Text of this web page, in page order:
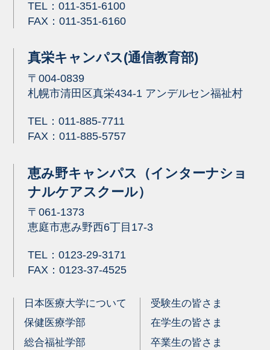
TEL： 011-351-6100
FAX：011-351-6160
真栄キャンパス(通信教育部)
〒004-0839
札幌市清田区真栄434-1 アンデルセン福祉村
TEL： 011-885-7711
FAX：011-885-5757
恵み野キャンパス（インターナショ
ナルケアスクール）
〒061-1373
恵庭市恵み野西6丁目17-3
TEL： 0123-29-3171
FAX：0123-37-4525
日本医療大学について
保健医療学部
総合福祉学部
受験生の皆さま
在学生の皆さま
卒業生の皆さま